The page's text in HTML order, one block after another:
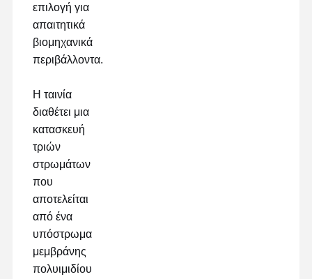
Θερμαντική ταινία
Βιομηχανική ταινία
επιλογή για
απαιτητικά
βιομηχανικά
περιβάλλοντα.
Η ταινία
διαθέτει μια
κατασκευή
τριών
στρωμάτων
που
αποτελείται
από ένα
υπόστρωμα
μεμβράνης
πολυιμιδίου